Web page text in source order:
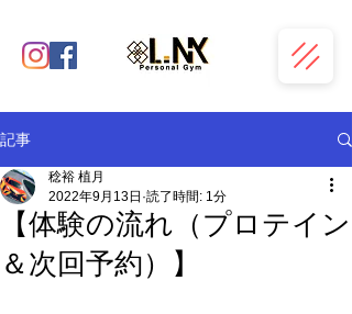
記事
【体験の流れ（プロテイン
＆次回予約）】
稔裕 植月
2022年9月13日 読了時間: 1分